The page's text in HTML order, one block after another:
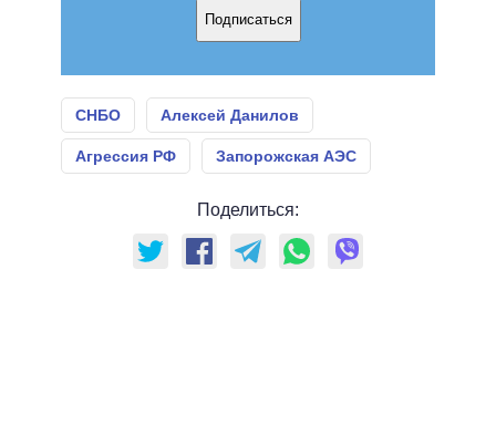
Подписаться
СНБО Алексей Данилов
Агрессия РФ Запорожская АЭС
Поделиться: